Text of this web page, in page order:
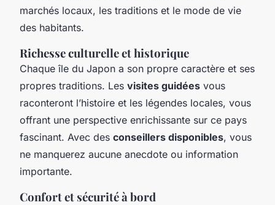
marchés locaux, les traditions et le mode de vie
des habitants.
Richesse culturelle et historique
Chaque île du Japon a son propre caractère et ses
propres traditions. Les visites guidées vous
raconteront l’histoire et les légendes locales, vous
offrant une perspective enrichissante sur ce pays
fascinant. Avec des conseillers disponibles, vous
ne manquerez aucune anecdote ou information
importante.
Confort et sécurité à bord